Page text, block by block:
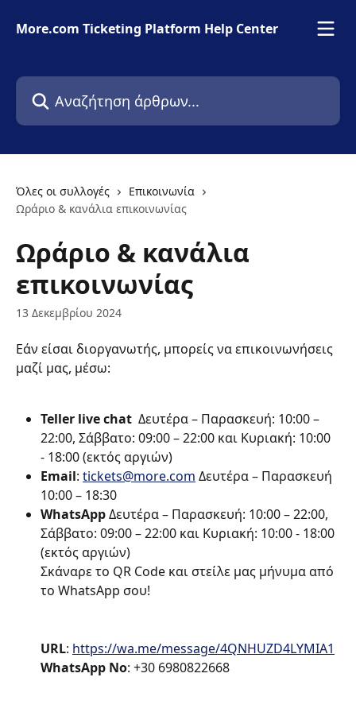
More.com Ticketing Platform Help Center
Αναζήτηση άρθρων...
Όλες οι συλλογές
Επικοινωνία
Ωράριο & κανάλια επικοινωνίας
Ωράριο & κανάλια
επικοινωνίας
13 Δεκεμβρίου 2024
Εάν είσαι διοργανωτής, μπορείς να επικοινωνήσεις
μαζί μας, μέσω:
Teller live chat Δευτέρα – Παρασκευή: 10:00 –
22:00, Σάββατο: 09:00 – 22:00 και Κυριακή: 10:00
- 18:00 (εκτός αργιών)
Email: tickets@more.com Δευτέρα – Παρασκευή
10:00 – 18:30
WhatsApp Δευτέρα – Παρασκευή: 10:00 – 22:00,
Σάββατο: 09:00 – 22:00 και Κυριακή: 10:00 - 18:00
(εκτός αργιών)
Σκάναρε το QR Code και στείλε μας μήνυμα από
το WhatsApp σου!
URL: https://wa.me/message/4QNHUZD4LYMIA1
WhatsApp No: +30 6980822668